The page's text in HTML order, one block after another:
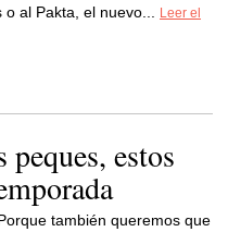
al Pakta, el nuevo...
Leer el
estos
también queremos que